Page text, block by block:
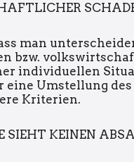
man
bzw.
individuellen
eine Umstellung
Kriterien.
SIEHT KEINEN